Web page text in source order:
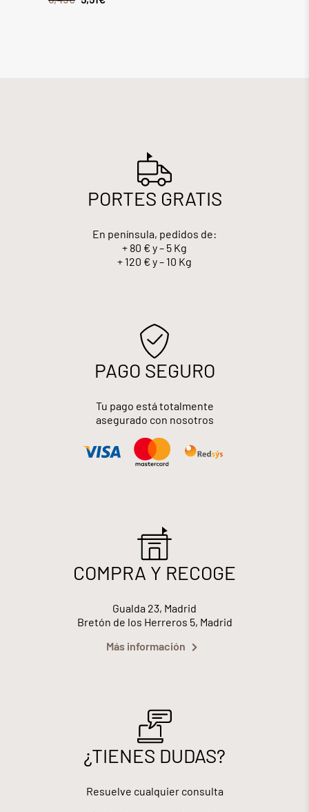
PORTES GRATIS
En península, pedidos de:
+ 80 € y – 5 Kg
+ 120 € y – 10 Kg
PAGO SEGURO
Tu pago está totalmente
asegurado con nosotros
COMPRA Y RECOGE
Gualda 23, Madrid
Bretón de los Herreros 5, Madrid
Más información
¿TIENES DUDAS?
Resuelve cualquier consulta